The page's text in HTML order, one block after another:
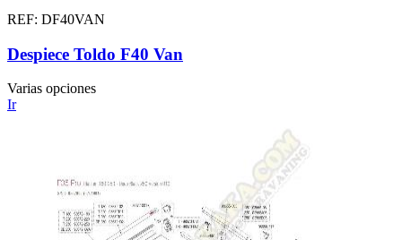
REF: DF40VAN
Despiece Toldo F40 Van
Varias opciones
Ir